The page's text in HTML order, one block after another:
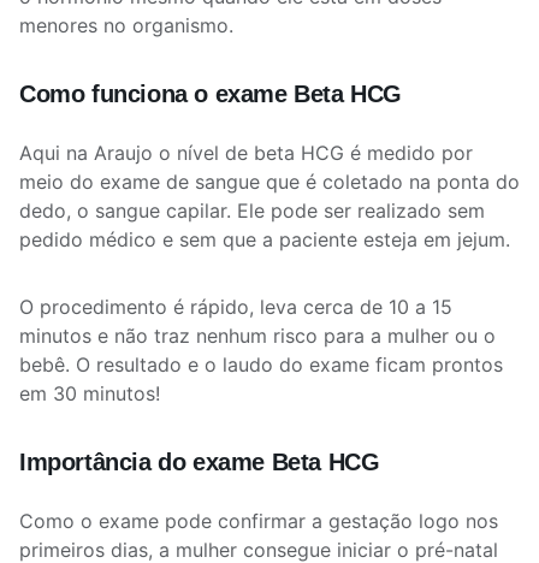
menores no organismo.
Como funciona o exame Beta HCG
Aqui na Araujo o nível de beta HCG é medido por
meio do exame de sangue que é coletado na ponta do
dedo, o sangue capilar. Ele pode ser realizado sem
pedido médico e sem que a paciente esteja em jejum.
O procedimento é rápido, leva cerca de 10 a 15
minutos e não traz nenhum risco para a mulher ou o
bebê. O resultado e o laudo do exame ficam prontos
em 30 minutos!
Importância do exame Beta HCG
Como o exame pode confirmar a gestação logo nos
primeiros dias, a mulher consegue iniciar o pré-natal